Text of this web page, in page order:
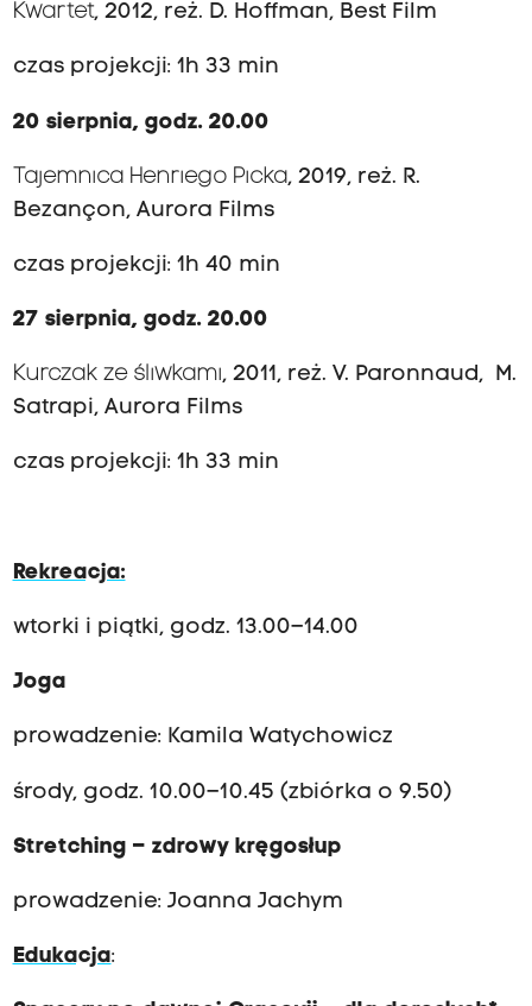
Kwartet, 2012, reż. D. Hoffman, Best Film
czas projekcji: 1h 33 min
20 sierpnia, godz. 20.00
Tajemnica Henriego Picka, 2019, reż. R.
Bezançon, Aurora Films
czas projekcji: 1h 40 min
27 sierpnia, godz. 20.00
Kurczak ze śliwkami, 2011, reż. V. Paronnaud, M.
Satrapi, Aurora Films
czas projekcji: 1h 33 min
Rekreacja:
wtorki i piątki, godz. 13.00–14.00
Joga
prowadzenie: Kamila Watychowicz
środy, godz. 10.00–10.45 (zbiórka o 9.50)
Stretching – zdrowy kręgosłup
prowadzenie: Joanna Jachym
Edukacja: